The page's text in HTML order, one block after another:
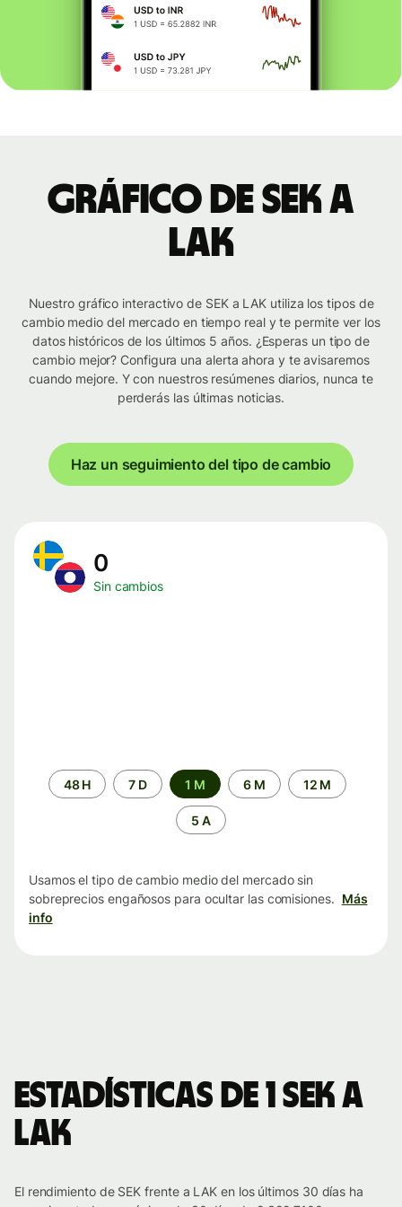
Gráfico de SEK a
LAK
Nuestro gráfico interactivo de SEK a LAK utiliza los tipos de
cambio medio del mercado en tiempo real y te permite ver los
datos históricos de los últimos 5 años. ¿Esperas un tipo de
cambio mejor? Configura una alerta ahora y te avisaremos
cuando mejore. Y con nuestros resúmenes diarios, nunca te
perderás las últimas noticias.
Haz un seguimiento del tipo de cambio
0
Sin cambios
Periodo48 H 7 D 1 M 6 M 12 M
5 A
Usamos el tipo de cambio medio del mercado sin
sobreprecios engañosos para ocultar las comisiones. Más
info
Estadísticas de 1 SEK a
LAK
El rendimiento de SEK frente a LAK en los últimos 30 días ha